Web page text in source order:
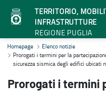
TERRITORIO,
INFRASTRUTTURE
REGIONE PUGLIA
Prorogati i termini per la
Homepage
Elenco notizie
Prorogati i termini per la
sicurezza sismica degli edifici ubicati
Prorogati i termini